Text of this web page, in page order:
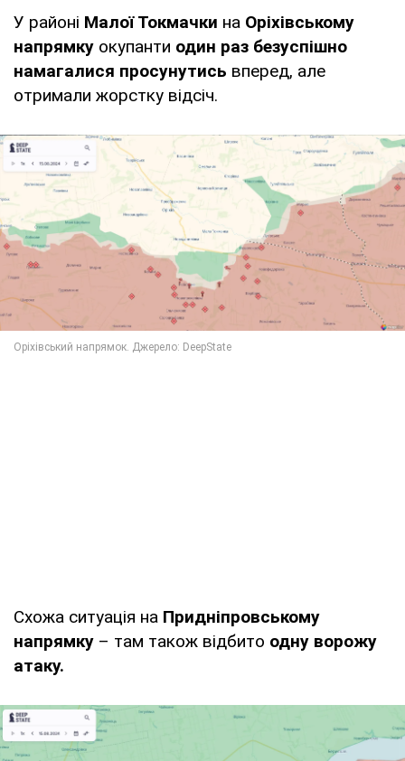
У районі Малої Токмачки на Оріхівському
напрямку окупанти один раз безуспішно
намагалися просунутись вперед, але
отримали жорстку відсіч.
Схожа ситуація на Придніпровському
напрямку – там також відбито одну ворожу
атаку.